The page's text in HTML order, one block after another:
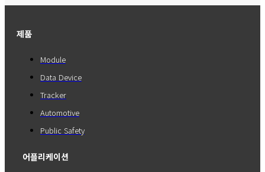
제품
Module
Data Device
Tracker
Automotive
Public Safety
어플리케이션